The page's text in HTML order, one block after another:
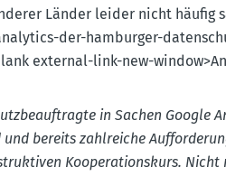
Länder leider nicht häufig
der-hamburger-
external-link-new-
in Sachen Google
bereits zahlreiche
Koope­ra­ti­onskurs. Nicht